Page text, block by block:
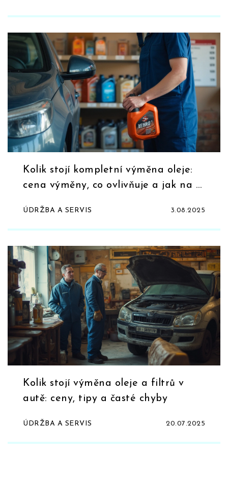
Kolik stojí kompletní výměna oleje:
cena výměny, co ovlivňuje a jak na ni
ÚDRŽBA A SERVIS 3.08.2025
Kolik stojí výměna oleje a filtrů v
autě: ceny, tipy a časté chyby
ÚDRŽBA A SERVIS 20.07.2025